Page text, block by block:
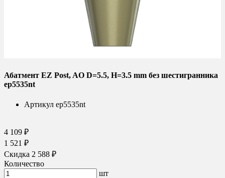
Абатмент EZ Post, AO D=5.5, H=3.5 mm без шестигранника
ep5535nt
Артикул ep5535nt
4 109 ₽
1 521 ₽
Скидка 2 588 ₽
Количество
шт